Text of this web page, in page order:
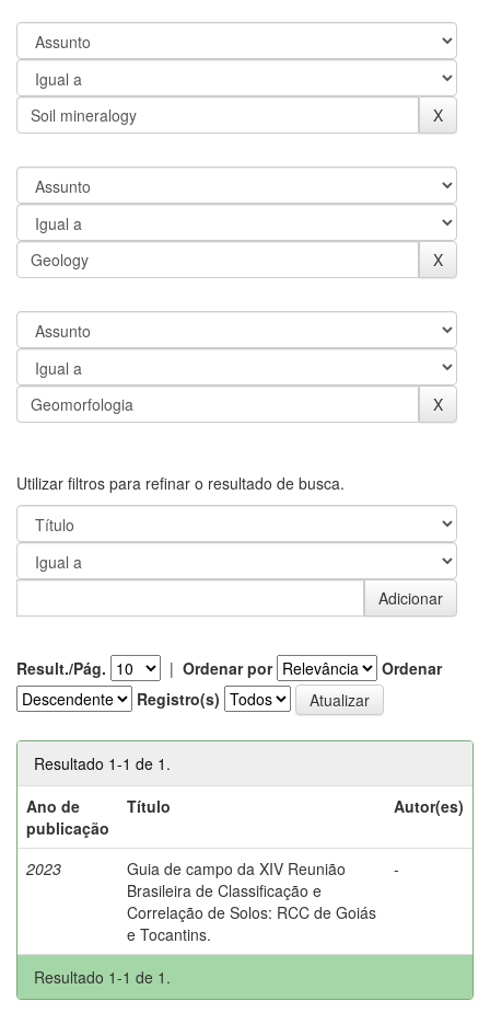
Utilizar filtros para refinar o resultado de busca.
Result./Pág. | Ordenar por
Ordenar
Registro(s)
Resultado 1-1 de 1.
Ano de
publicação
Título Autor(es)
2023
Guia de campo da XIV Reunião
Brasileira de Classificação e
Correlação de Solos: RCC de Goiás
e Tocantins.
-
Resultado 1-1 de 1.